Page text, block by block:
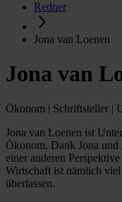
Redner
Jona van Loenen
Jona van
Ökonom | Schriftsteller |
Jona van Loenen ist
Ökonom. Dank Jona und
einer anderen
Wirtschaft ist nämlich
überlassen.